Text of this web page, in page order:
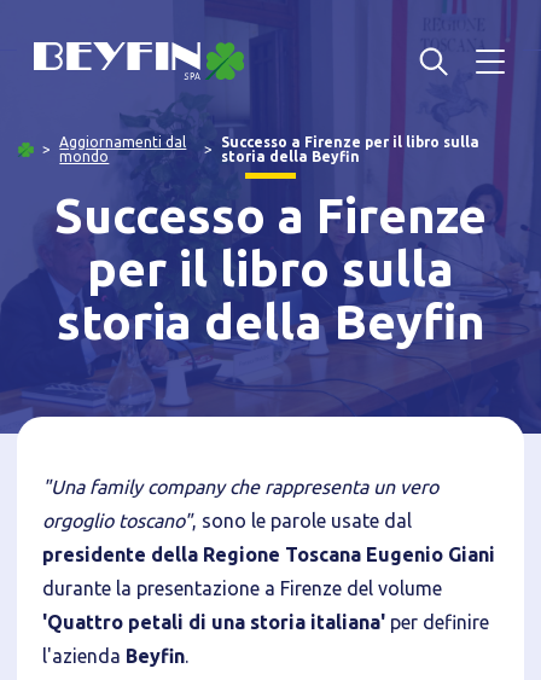
Aggiornamenti dal
mondo
Successo a Firenze per il libro sulla
storia della Beyfin
Successo a Firenze
per il libro sulla
storia della Beyfin
"Una family company che rappresenta un vero
orgoglio toscano", sono le parole usate dal
presidente della Regione Toscana Eugenio Giani
durante la presentazione a Firenze del volume
'Quattro petali di una storia italiana' per definire
l'azienda Beyfin.
Informativa breve Cookie